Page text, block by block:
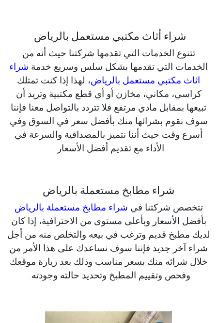
شراء أثاث مكتبي مستعمل بالرياض
تتنوع الخدمات التي تقدمها شركتنا حيث أنه من
الخدمات التي تقدمها بشكل سلس وسريع خدمة شراء
اثاث مكتبي مستعمل بالرياض، لهذا إذا كنت تمتلك
كراسي، مكاني، مخازن أو أي قطع مكتبية وتريد أن
تبيعها بمقابل مادي مرتفع فلا تتردد بالتواصل معنا فإننا
سوف نقوم بشرائها منك بأفضل سعر في السوق وفي
أسرع وقت حيث أننا نتميز بالمصداقية والسرعة في
الأداء مع تقديم أفضل الأسعار.
شراء مطابخ مستعملة بالرياض
تتخصص شركتنا في شراء مطابخ مستعملة بالرياض
بأفضل الأسعار وبأعلى مستوى من الاحترافية، إذا كان
لديك مطبخ قديم وترغب في بيعه والتخلص منه من أجل
شراء آخر جديد فإننا سوف نساعدك على هذا الأمر من
خلال شرائه منك بسعر مناسب وذلك بعد زيارة موقعك
وفحص وتقييم المطبخ وتحديد حالته وجودته.